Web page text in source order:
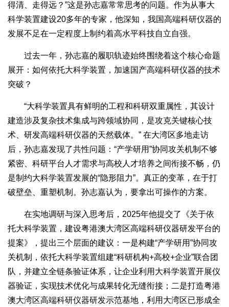
得清、走得远？”这是孙志嘉常常思考的问题。作为从事大
科学装置建设20多年的专家，他深知，我国高端科研仪器的
发展不足在一定程度上制约着高水平科技自立自强。
过去一年，孙志嘉的履职轨迹始终围绕着这个核心命题
展开：如何依托大科学装置，加速国产高端科研仪器的技术
突破？
“大科学装置具有鲜明的工程和科研双重属性，其设计
建造涉及复杂技术集成与跨领域协同，是攻克关键核心技
术、研发高端科研仪器的天然载体。” 在大湾区多地走访
后，孙志嘉发现了共性问题：“产学研用”协同攻关机制不够
紧密、科研平台人才需求与高校人才培养之间衔接不畅，仍
是制约大科学装置发展的“隐形阻力”。真正的变革，在于打
破壁垒、重塑机制。孙志嘉认为，要拿出可操作的方案。
在实地调研与深入思考后，2025年他提交了《关于依
托大科学装置，建设粤港澳大湾区高端科研仪器研发平台的
提案》，提出三个层面的建议：一是构建“产学研用”协同攻
关机制，依托大科学装置组建“科研机构+高校+企业”联合团
队，并建立全链条验证体系，让企业利用大科学装置开展仪
器验证，实现技术优化与成果转化无缝衔接；二是打造粤港
澳大湾区高端科研仪器研发示范基地，利用大湾区已形成全